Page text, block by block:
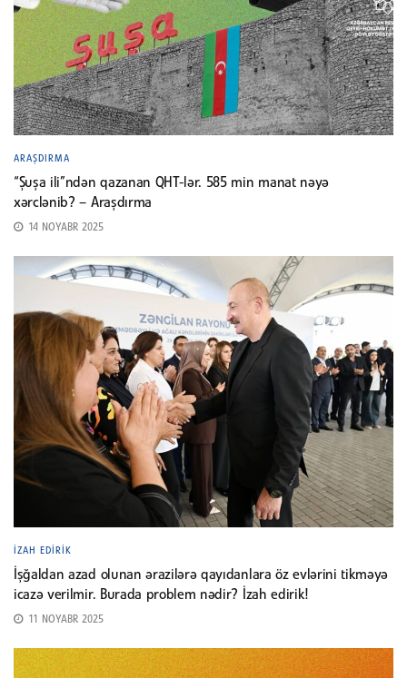
ARAŞDIRMA
“Şuşa ili”ndən qazanan QHT-lər. 585 min manat nəyə
xərclənib? – Araşdırma
14 NOYABR 2025
İZAH EDIRIK
İşğaldan azad olunan ərazilərə qayıdanlara öz evlərini tikməyə
icazə verilmir. Burada problem nədir? İzah edirik!
11 NOYABR 2025